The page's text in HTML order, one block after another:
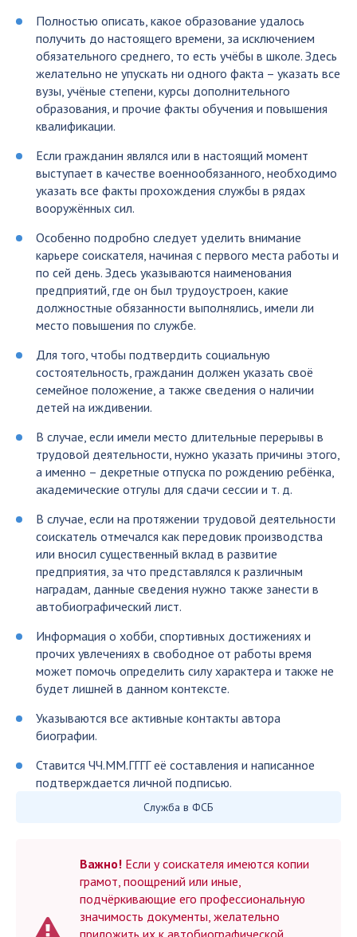
Полностью описать, какое образование удалось
получить до настоящего времени, за исключением
обязательного среднего, то есть учёбы в школе. Здесь
желательно не упускать ни одного факта – указать все
вузы, учёные степени, курсы дополнительного
образования, и прочие факты обучения и повышения
квалификации.
Если гражданин являлся или в настоящий момент
выступает в качестве военнообязанного, необходимо
указать все факты прохождения службы в рядах
вооружённых сил.
Особенно подробно следует уделить внимание
карьере соискателя, начиная с первого места работы и
по сей день. Здесь указываются наименования
предприятий, где он был трудоустроен, какие
должностные обязанности выполнялись, имели ли
место повышения по службе.
Для того, чтобы подтвердить социальную
состоятельность, гражданин должен указать своё
семейное положение, а также сведения о наличии
детей на иждивении.
В случае, если имели место длительные перерывы в
трудовой деятельности, нужно указать причины этого,
а именно – декретные отпуска по рождению ребёнка,
академические отгулы для сдачи сессии и т. д.
В случае, если на протяжении трудовой деятельности
соискатель отмечался как передовик производства
или вносил существенный вклад в развитие
предприятия, за что представлялся к различным
наградам, данные сведения нужно также занести в
автобиографический лист.
Информация о хобби, спортивных достижениях и
прочих увлечениях в свободное от работы время
может помочь определить силу характера и также не
будет лишней в данном контексте.
Указываются все активные контакты автора
биографии.
Ставится ЧЧ.ММ.ГГГГ её составления и написанное
подтверждается личной подписью.
Служба в ФСБ
Важно! Если у соискателя имеются копии
грамот, поощрений или иные,
подчёркивающие его профессиональную
значимость документы, желательно
приложить их к автобиографической